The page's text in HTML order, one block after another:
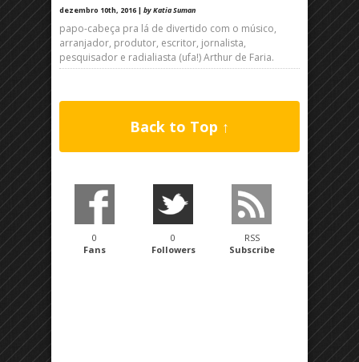
dezembro 10th, 2016 | by Katia Suman
papo-cabeça pra lá de divertido com o músico,
arranjador, produtor, escritor, jornalista,
pesquisador e radialiasta (ufa!) Arthur de Faria.
Back to Top ↑
0
Fans
0
Followers
RSS
Subscribe